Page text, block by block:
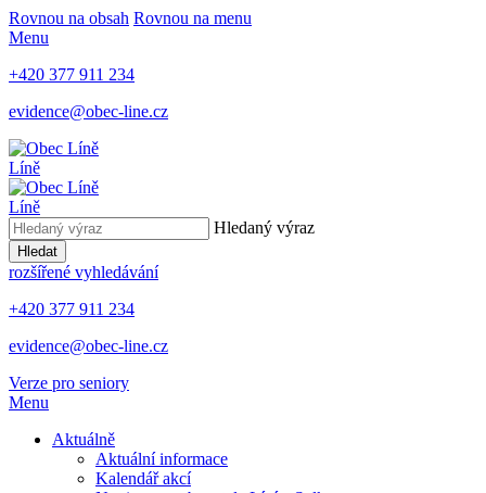
Rovnou na obsah Rovnou na menu
Menu
+420 377 911 234
evidence@obec-line.cz
Líně
Líně
Hledaný výraz
Hledat
rozšířené vyhledávání
+420 377 911 234
evidence@obec-line.cz
Verze pro seniory
Menu
Aktuálně
Aktuální informace
Kalendář akcí